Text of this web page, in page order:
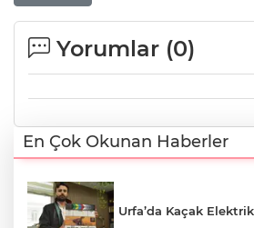
Yorumlar (0)
En Çok Okunan Haberler
Urfa’da Kaçak